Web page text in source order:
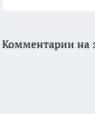
Комментарии на